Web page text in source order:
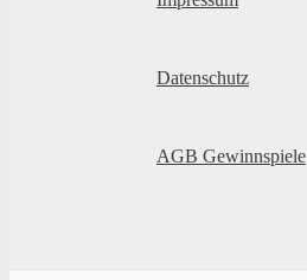
Datenschutz
AGB Gewinnspiele